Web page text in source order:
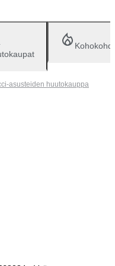
asusteiden huutokauppa